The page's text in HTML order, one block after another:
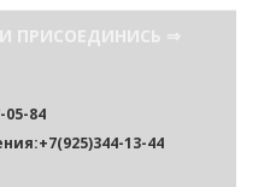
ПРИСОЕДИНИСЬ ⇒
84
13-44